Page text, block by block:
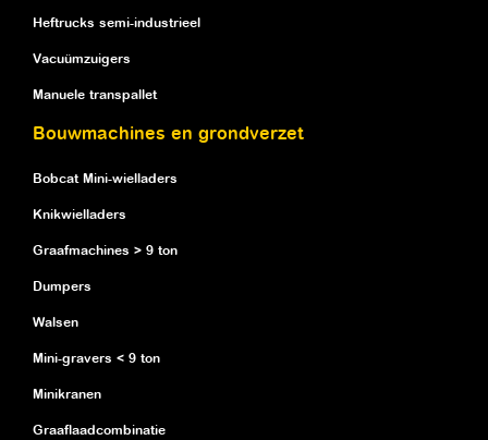
Heftrucks semi-industrieel
Vacuümzuigers
Manuele transpallet
Bouwmachines en grondverzet
Bobcat Mini-wielladers
Knikwielladers
Graafmachines > 9 ton
Dumpers
Walsen
Mini-gravers < 9 ton
Minikranen
Graaflaadcombinatie